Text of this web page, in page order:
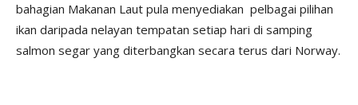
bahagian Makanan Laut pula menyediakan pelbagai pilihan
ikan daripada nelayan tempatan setiap hari di samping
salmon segar yang diterbangkan secara terus dari Norway.